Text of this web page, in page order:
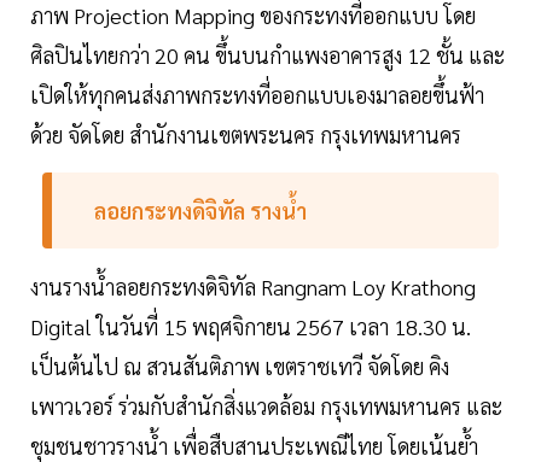
ภาพ Projection Mapping ของกระทงที่ออกแบบ โดย
ศิลปินไทยกว่า 20 คน ขึ้นบนกำแพงอาคารสูง 12 ชั้น และ
เปิดให้ทุกคนส่งภาพกระทงที่ออกแบบเองมาลอยขึ้นฟ้า
ด้วย จัดโดย สำนักงานเขตพระนคร กรุงเทพมหานคร
ลอยกระทงดิจิทัล รางน้ำ
งานรางน้ำลอยกระทงดิจิทัล Rangnam Loy Krathong
Digital ในวันที่ 15 พฤศจิกายน 2567 เวลา 18.30 น.
เป็นต้นไป ณ สวนสันติภาพ เขตราชเทวี จัดโดย คิง
เพาวเวอร์ ร่วมกับสำนักสิ่งแวดล้อม กรุงเทพมหานคร และ
ชุมชนชาวรางน้ำ เพื่อสืบสานประเพณีไทย โดยเน้นย้ำ